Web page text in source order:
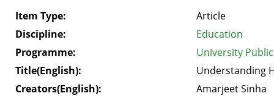
Item Type:
Article
Discipline:
Education
Programme:
University
Title(English):
Understanding
Creators(English):
Amarjeet Sinha